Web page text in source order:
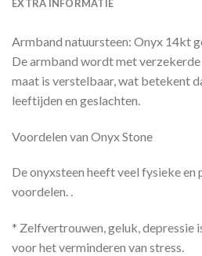
EXTRA INFORMATIE
Armband natuursteen: Onyx 14kt
De armband wordt met
maat is verstelbaar, wat betekent
leeftijden en geslachten.
Voordelen van Onyx Stone
De onyxsteen heeft veel fysieke en
voordelen. .
* Zelfvertrouwen, geluk, depressie
voor het verminderen van stress.